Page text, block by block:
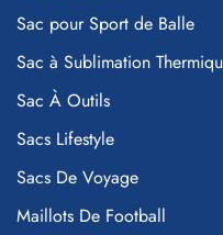
Sac pour Sport de Balle
Sac à Sublimation
Sac À Outils
Sacs Lifestyle
Sacs De Voyage
Maillots De Football